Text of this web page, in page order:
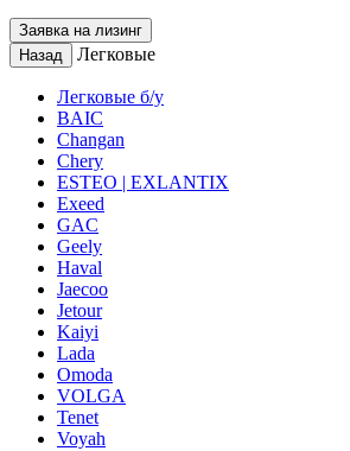
Заявка на лизинг
Назад
Легковые
Легковые б/у
BAIC
Changan
Chery
ESTEO | EXLANTIX
Exeed
GAC
Geely
Haval
Jaecoo
Jetour
Kaiyi
Lada
Omoda
VOLGA
Tenet
Voyah